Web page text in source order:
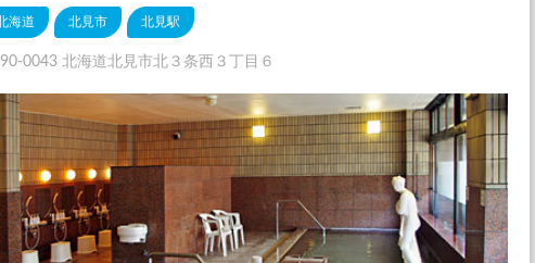
海道 北見市 北見駅
0043 北海道北見市北３条西３丁目６